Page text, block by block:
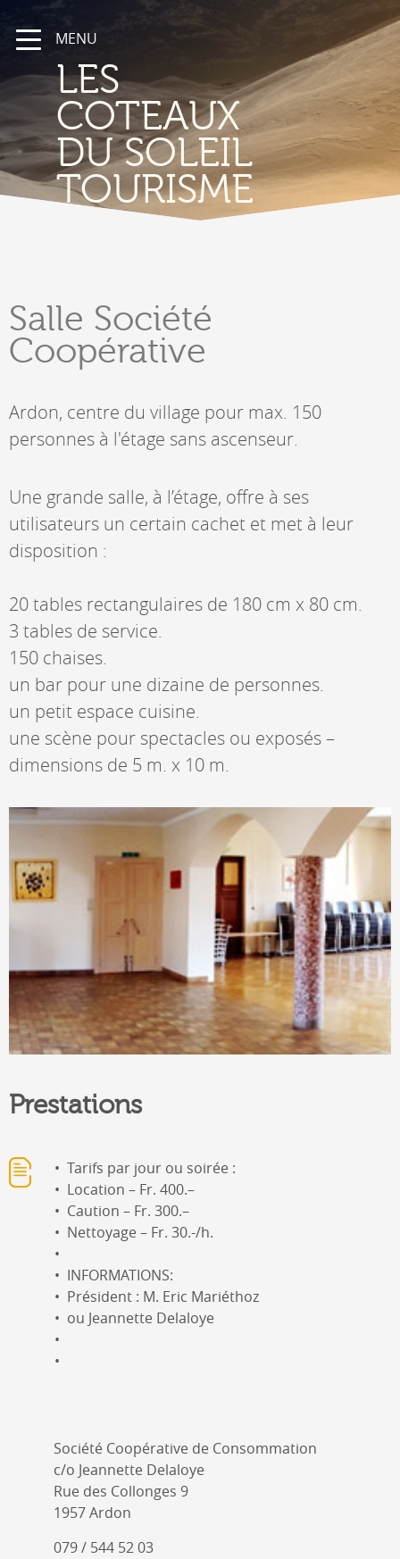
MENU
LES
COTEAUX
DU SOLEIL
TOURISME
Salle Société
Coopérative
Ardon, centre du village pour max. 150
personnes à l'étage sans ascenseur.
Une grande salle, à l’étage, offre à ses
utilisateurs un certain cachet et met à leur
disposition :
20 tables rectangulaires de 180 cm x 80 cm.
3 tables de service.
150 chaises.
un bar pour une dizaine de personnes.
un petit espace cuisine.
une scène pour spectacles ou exposés –
dimensions de 5 m. x 10 m.
Prestations
Tarifs par jour ou soirée :
Location – Fr. 400.–
Caution – Fr. 300.–
Nettoyage – Fr. 30.-/h.
INFORMATIONS:
Président : M. Eric Mariéthoz
ou Jeannette Delaloye
Société Coopérative de Consommation
c/o Jeannette Delaloye
Rue des Collonges 9
1957 Ardon
079 / 544 52 03